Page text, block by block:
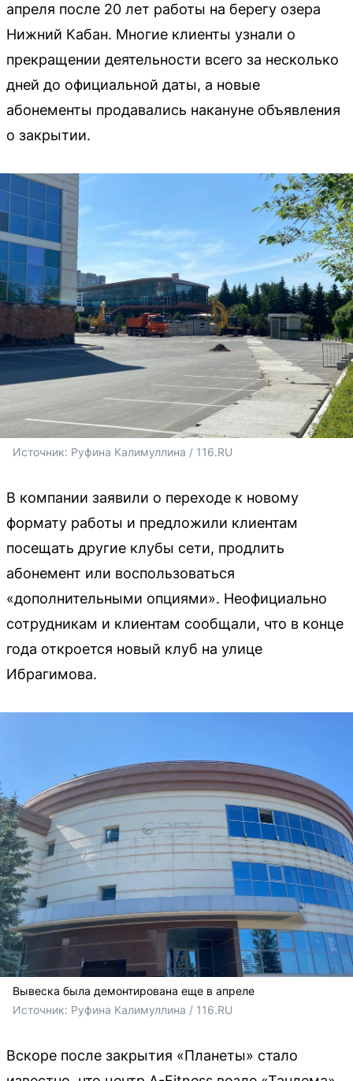
апреля после 20 лет работы на берегу озера
Нижний Кабан. Многие клиенты узнали о
прекращении деятельности всего за несколько
дней до официальной даты, а новые
абонементы продавались накануне объявления
о закрытии.
Источник: Руфина Калимуллина / 116.RU
В компании заявили о переходе к новому
формату работы и предложили клиентам
посещать другие клубы сети, продлить
абонемент или воспользоваться
«дополнительными опциями». Неофициально
сотрудникам и клиентам сообщали, что в конце
года откроется новый клуб на улице
Ибрагимова.
Вывеска была демонтирована еще в апреле
Источник: Руфина Калимуллина / 116.RU
Вскоре после закрытия «Планеты» стало